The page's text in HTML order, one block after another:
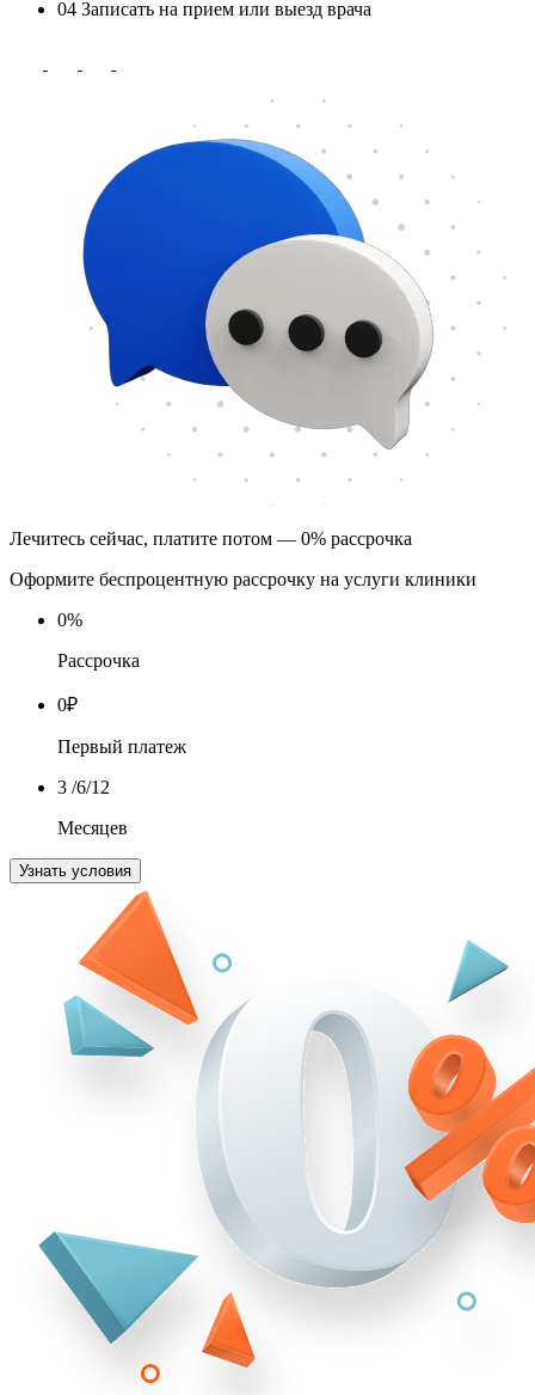
04 Записать на прием или выезд врача
Лечитесь сейчас, платите потом — 0% рассрочка
Оформите беспроцентную рассрочку на услуги клиники
0%
Рассрочка
0₽
Первый платеж
3 /6/12
Месяцев
Узнать условия